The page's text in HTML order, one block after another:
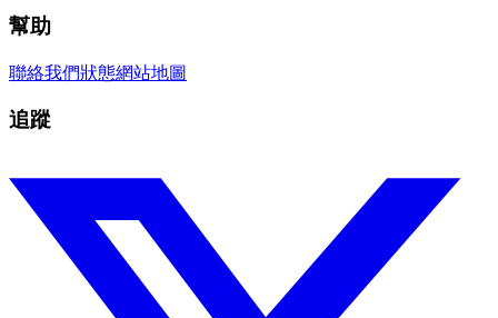
幫助
聯絡我們狀態網站地圖
追蹤